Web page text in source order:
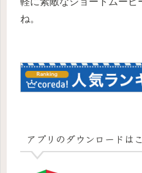
ね。
アプリのダウンロードは